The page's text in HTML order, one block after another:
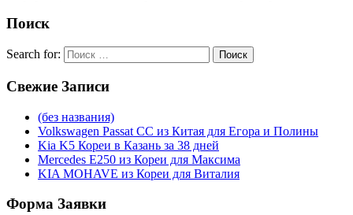
Поиск
Search for: Поиск
Свежие Записи
(без названия)
Volkswagen Passat CC из Китая для Егора и Полины
Kia K5 Кореи в Казань за 38 дней
Mercedes E250 из Кореи для Максима
KIA MOHAVE из Кореи для Виталия
Форма Заявки